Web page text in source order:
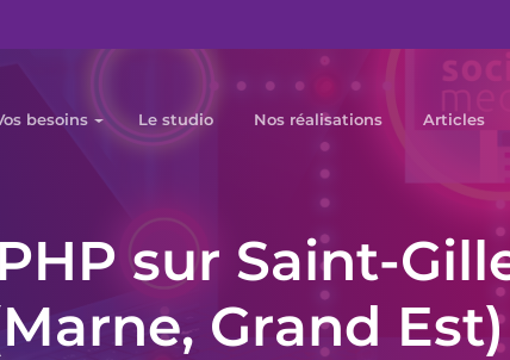
besoins Le studio Nos réalisations Articles
sur Saint-
Grand Est)